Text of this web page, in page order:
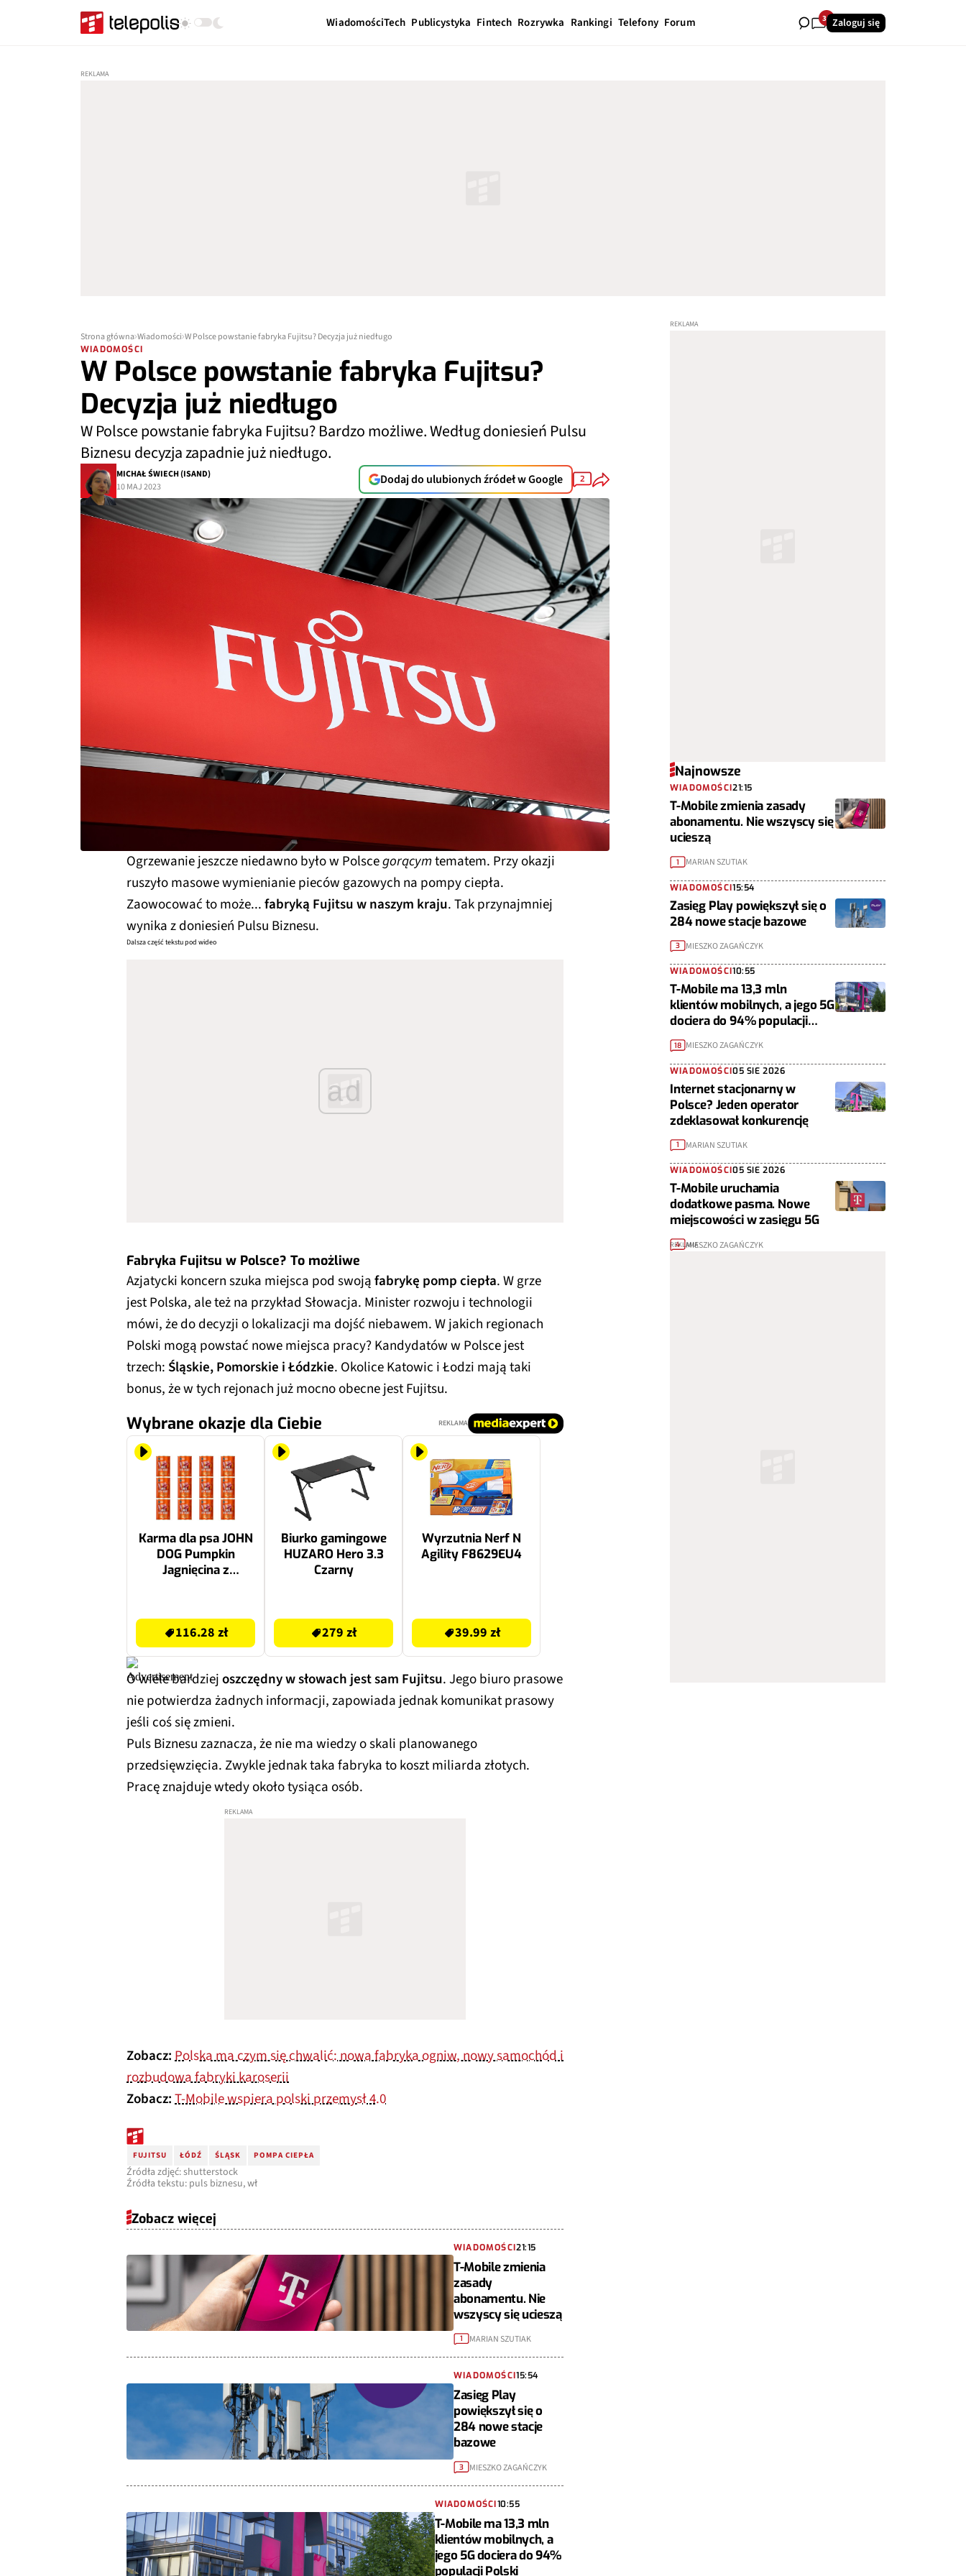
WiadomościTech Publicystyka Fintech Rozrywka Rankingi Telefony Forum 36Zaloguj się
Strona główna Wiadomości W Polsce powstanie fabryka Fujitsu? Decyzja już niedługo
WIADOMOŚCI
W Polsce powstanie fabryka Fujitsu?
Decyzja już niedługo
W Polsce powstanie fabryka Fujitsu? Bardzo możliwe. Według doniesień Pulsu
Biznesu decyzja zapadnie już niedługo.
MICHAŁ ŚWIECH (ISAND)
10 MAJ 2023
Dodaj do ulubionych źródeł w Google 2
Ogrzewanie jeszcze niedawno było w Polscegorącymtematem. Przy okazji
ruszyło masowe wymienianie pieców gazowych na pompy ciepła.
Zaowocować to może...fabryką Fujitsu w naszym kraju. Tak przynajmniej
wynika z doniesień Pulsu Biznesu.
Dalsza część tekstu pod wideo
ad
Fabryka Fujitsu w Polsce? To możliwe
Azjatycki koncern szuka miejsca pod swojąfabrykę pomp ciepła. W grze
jest Polska, ale też na przykład Słowacja. Minister rozwoju i technologii
mówi, że do decyzji o lokalizacji ma dojść niebawem. W jakich regionach
Polski mogą powstać nowe miejsca pracy? Kandydatów w Polsce jest
trzech: Śląskie, Pomorskie i Łódzkie. Okolice Katowic i Łodzi mają taki
bonus, że w tych rejonach już mocno obecne jest Fujitsu.
Wybrane okazje dla Ciebie REKLAMA
Karma dla psa JOHN
DOG Pumpkin
Jagnięcina z
116.28 zł
Biurko gamingowe
HUZARO Hero 3.3
Czarny
279 zł
Wyrzutnia Nerf N
Agility F8629EU4
39.99 zł
O wiele bardziejoszczędny w słowach jest sam Fujitsu. Jego biuro prasowe
nie potwierdza żadnych informacji, zapowiada jednak komunikat prasowy
jeśli coś się zmieni.
Puls Biznesu zaznacza, że nie ma wiedzy o skali planowanego
przedsięwzięcia. Zwykle jednak taka fabryka to koszt miliarda złotych.
Pracę znajduje wtedy około tysiąca osób.
Zobacz:Polska ma czym się chwalić: nowa fabryka ogniw, nowy samochód i
rozbudowa fabryki karoserii
Zobacz:T-Mobile wspiera polski przemysł 4.0
FUJITSU ŁÓDŹ ŚLĄSK POMPA CIEPŁA
Źródła zdjęć: shutterstock
Źródła tekstu: puls biznesu, wł
Zobacz więcej
WIADOMOŚCI21:15
T-Mobile zmienia
zasady
abonamentu. Nie
wszyscy się ucieszą
1 MARIAN SZUTIAK
WIADOMOŚCI15:54
Zasięg Play
powiększył się o
284 nowe stacje
bazowe
3 MIESZKO ZAGAŃCZYK
WIADOMOŚCI10:55
T-Mobile ma 13,3 mln
klientów mobilnych, a
jego 5G dociera do 94%
populacji Polski
Najnowsze
WIADOMOŚCI21:15
T-Mobile zmienia zasady
abonamentu. Nie wszyscy się
ucieszą
1 MARIAN SZUTIAK
WIADOMOŚCI15:54
Zasięg Play powiększył się o
284 nowe stacje bazowe
3 MIESZKO ZAGAŃCZYK
WIADOMOŚCI10:55
T-Mobile ma 13,3 mln
klientów mobilnych, a jego 5G
dociera do 94% populacji
Polski
18 MIESZKO ZAGAŃCZYK
WIADOMOŚCI05 SIE 2026
Internet stacjonarny w
Polsce? Jeden operator
zdeklasował konkurencję
1 MARIAN SZUTIAK
WIADOMOŚCI05 SIE 2026
T-Mobile uruchamia
dodatkowe pasma. Nowe
miejscowości w zasięgu 5G
4 MIESZKO ZAGAŃCZYK